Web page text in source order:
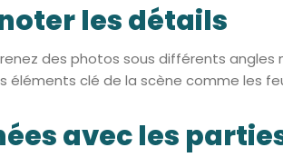
les détails
des photos sous différents angles
éléments clé de la scène comme les
avec les